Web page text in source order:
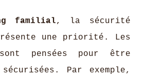
familial, la sécurité
une priorité. Les
pensées pour être
Par exemple,